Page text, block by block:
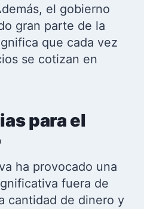
el gobierno
gran parte de la
que cada vez
se cotizan en
para el
ha provocado una
fuera de
cantidad de dinero y